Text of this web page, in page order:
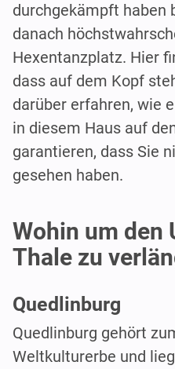
durchgekämpft haben
danach
Hexentanzplatz. Hier
dass auf dem Kopf
darüber erfahren, wie
in diesem Haus auf
garantieren, dass Sie
gesehen haben.
Wohin um den
Thale zu
Quedlinburg
Quedlinburg gehört
Weltkulturerbe und